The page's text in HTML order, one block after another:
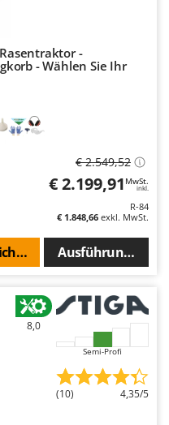
-
- Wählen Sie Ihr
€ 2.549,52
€ 2.199,91 MwSt.
inkl.
R-84
€ 1.848,66 exkl. MwSt.
Ausführungen(5)
Sie
8,0
Semi-Profi
(10) 4,35/5